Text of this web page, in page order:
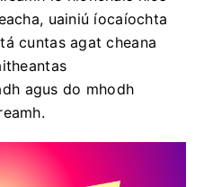
uainiú íocaíochta
cuntas agat cheana
agus do mhodh